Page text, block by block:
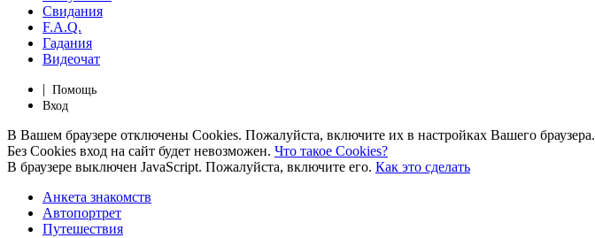
Свидания
F.A.Q.
Гадания
Видеочат
Помощь
Вход
В Вашем браузере отключены Cookies. Пожалуйста, включите их в настройках Вашего браузера.
Без Cookies вход на сайт будет невозможен. Что такое Cookies?
В браузере выключен JavaScript. Пожалуйста, включите его. Как это сделать
Анкета знакомств
Автопортрет
Путешествия